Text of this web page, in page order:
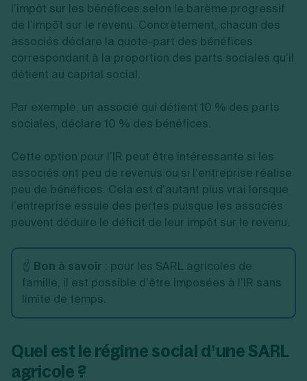
l’impôt sur les bénéfices selon le barème progressif
de l’impôt sur le revenu. Concrètement, chacun des
associés déclare la quote-part des bénéfices
correspondant à la proportion des parts sociales qu’il
détient au capital social.
Par exemple, un associé qui détient 10 % des parts
sociales, déclare 10 % des bénéfices.
Cette option pour l’IR peut être intéressante si les
associés ont peu de revenus ou si l’entreprise réalise
peu de bénéfices. Cela est d’autant plus vrai lorsque
l’entreprise essuie des pertes puisque les associés
peuvent déduire le déficit de leur impôt sur le revenu.
☝️ Bon à savoir : pour les SARL agricoles de
famille, il est possible d’être imposées à l’IR sans
limite de temps.
Quel est le régime social d’une SARL
agricole ?